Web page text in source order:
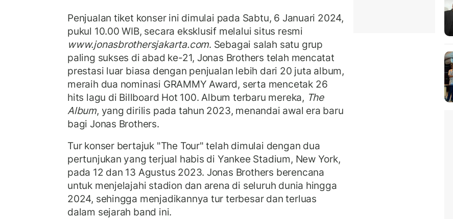
Penjualan tiket konser ini dimulai pada Sabtu, 6 Januari 2024,
pukul 10.00 WIB, secara eksklusif melalui situs resmi
www.jonasbrothersjakarta.com. Sebagai salah satu grup
paling sukses di abad ke-21, Jonas Brothers telah mencatat
prestasi luar biasa dengan penjualan lebih dari 20 juta album,
meraih dua nominasi GRAMMY Award, serta mencetak 26
hits lagu di Billboard Hot 100. Album terbaru mereka, The
Album, yang dirilis pada tahun 2023, menandai awal era baru
bagi Jonas Brothers.
Tur konser bertajuk "The Tour" telah dimulai dengan dua
pertunjukan yang terjual habis di Yankee Stadium, New York,
pada 12 dan 13 Agustus 2023. Jonas Brothers berencana
untuk menjelajahi stadion dan arena di seluruh dunia hingga
2024, sehingga menjadikannya tur terbesar dan terluas
dalam sejarah band ini.